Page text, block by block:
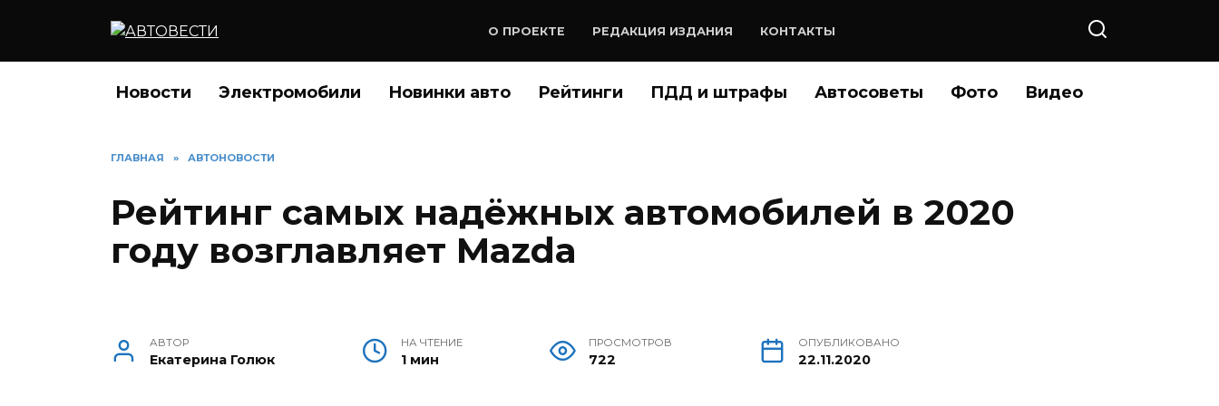
О ПРОЕКТЕ РЕДАКЦИЯ ИЗДАНИЯ КОНТАКТЫ
Новости Электромобили Новинки авто Рейтинги ПДД и штрафы Автосоветы Фото Видео
ГЛАВНАЯ » АВТОНОВОСТИ
Рейтинг самых надёжных автомобилей в 2020
году возглавляет Mazda
АВТОР
Екатерина Голюк
НА ЧТЕНИЕ
1 мин
ПРОСМОТРОВ
722
ОПУБЛИКОВАНО
22.11.2020